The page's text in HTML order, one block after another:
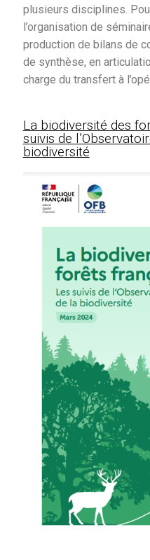
plusieurs disciplines.
l’organisation de
production de bilans de
de synthèse, en
charge du transfert à
La biodiversité des
suivis de
biodiversité